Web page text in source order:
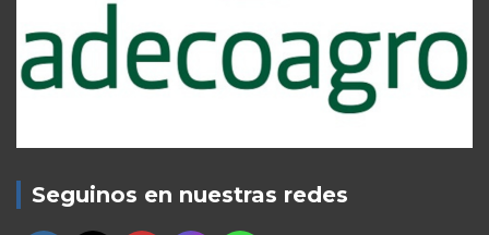
Seguinos en nuestras redes